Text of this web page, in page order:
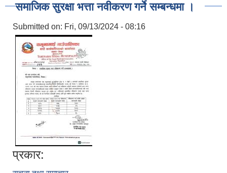
समाजिक सुरक्षा भत्ता नवीकरण गर्ने सम्बन्धमा ।
Submitted on: Fri, 09/13/2024 - 08:16
प्रकार: